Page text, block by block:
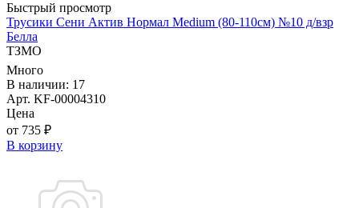
Быстрый просмотр
Трусики Сени Актив Нормал Medium (80-110см) №10 д/взр
Белла
ТЗМО
Много
В наличии: 17
Арт. KF-00004310
Цена
от 735 ₽
В корзину